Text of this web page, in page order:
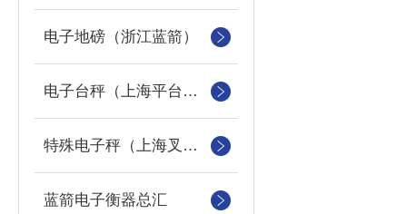
电子地磅（浙江蓝箭）
电子台秤（上海平台称）
特殊电子秤（上海叉车秤）
蓝箭电子衡器总汇